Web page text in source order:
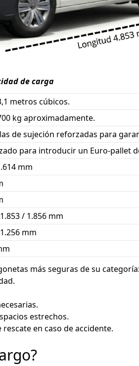
de carga
metros cúbicos.
kg aproximadamente.
de sujeción reforzadas para
para introducir un Euro-pallet
mm
/ 1.856 mm
mm
más seguras de su categoría:
estrechos.
en caso de accidente.